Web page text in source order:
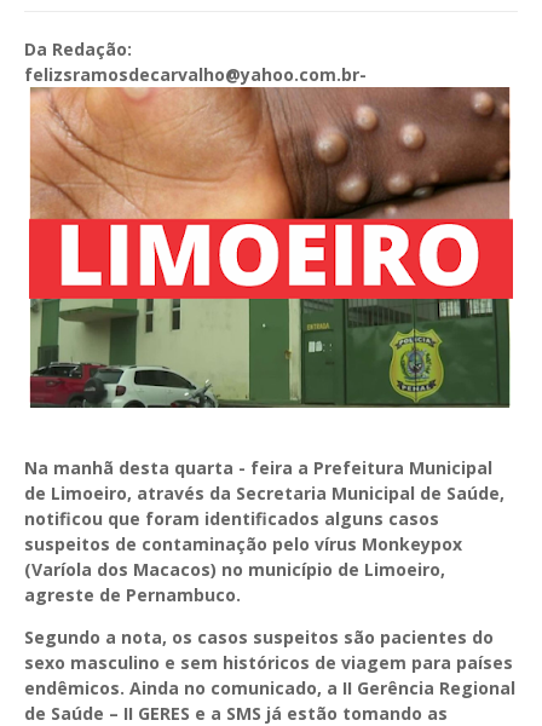
Da Redação:
felizsramosdecarvalho@yahoo.com.br-
Na manhã desta quarta - feira a Prefeitura Municipal
de Limoeiro, através da Secretaria Municipal de Saúde,
notificou que foram identificados alguns casos
suspeitos de contaminação pelo vírus Monkeypox
(Varíola dos Macacos) no município de Limoeiro,
agreste de Pernambuco.
Segundo a nota, os casos suspeitos são pacientes do
sexo masculino e sem históricos de viagem para países
endêmicos. Ainda no comunicado, a II Gerência Regional
de Saúde – II GERES e a SMS já estão tomando as